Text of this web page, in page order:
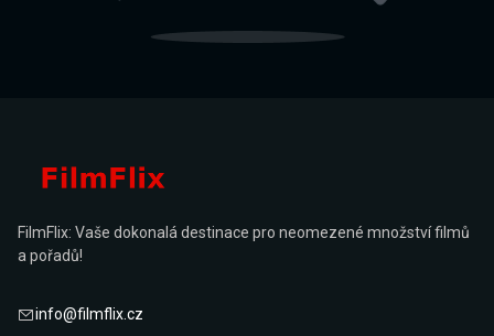
FilmFlix: Vaše dokonalá destinace pro neomezené množství filmů
a pořadů!
info@filmflix.cz